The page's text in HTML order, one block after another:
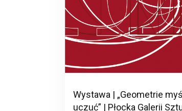
Wystawa | „Geometrie
uczuć” | Płocka Galerii